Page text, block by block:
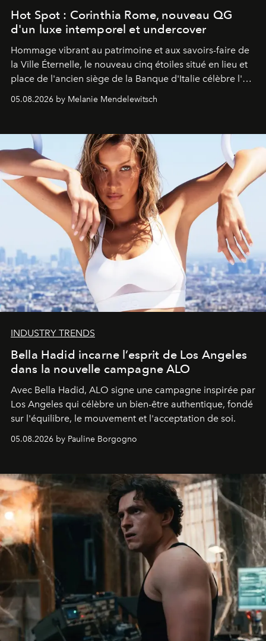
Hot Spot : Corinthia Rome, nouveau QG
d'un luxe intemporel et undercover
Hommage vibrant au patrimoine et aux savoirs-faire de
la Ville Éternelle, le nouveau cinq étoiles situé en lieu et
place de l'ancien siège de la Banque d'Italie célèbre l'art
de vivre Romain dans toute son élégance intemporelle.
05.08.2026 by Melanie Mendelewitsch
INDUSTRY TRENDS
Bella Hadid incarne l’esprit de Los Angeles
dans la nouvelle campagne ALO
Avec Bella Hadid, ALO signe une campagne inspirée par
Los Angeles qui célèbre un bien-être authentique, fondé
sur l'équilibre, le mouvement et l'acceptation de soi.
05.08.2026 by Pauline Borgogno